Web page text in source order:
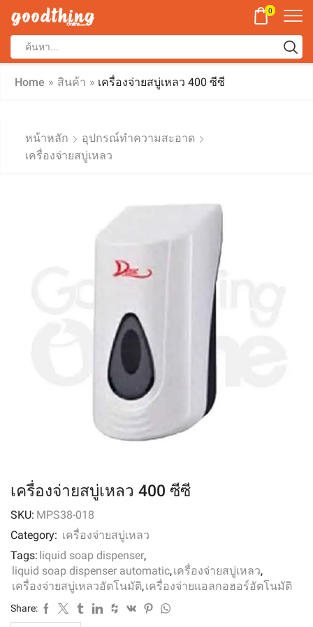
0
Home » สินค้า » เครื่องจ่ายสบู่เหลว 400 ซีซี
หน้าหลัก
อุปกรณ์ทำความสะอาด
เครื่องจ่ายสบู่เหลว
เครื่องจ่ายสบู่เหลว 400 ซีซี
SKU: MPS38-018
Category: เครื่องจ่ายสบู่เหลว
Tags: liquid soap dispenser,
liquid soap dispenser automatic,เครื่องจ่ายสบู่เหลว,
เครื่องจ่ายสบู่เหลวอัตโนมัติ,เครื่องจ่ายเเอลกอฮอร์อัตโนมัติ
Share: